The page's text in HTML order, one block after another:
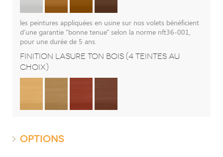
les peintures appliquées en usine sur nos volets bénéficient
d'une garantie "bonne tenue" selon la norme nft36-001,
pour une durée de 5 ans.
FINITION LASURE TON BOIS (4 TEINTES AU
CHOIX)
OPTIONS